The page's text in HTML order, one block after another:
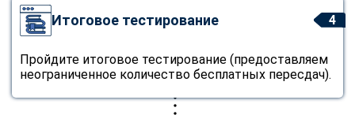
4
Итоговое тестирование
Пройдите итоговое тестирование (предоставляем
неограниченное количество бесплатных пересдач).